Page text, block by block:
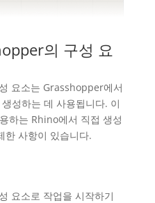
의 구성 요
요소는 Grasshopper에서
성하는 데 사용됩니다. 이
하는 Rhino에서 직접 생성
한 사항이 있습니다.
요소로 작업을 시작하기